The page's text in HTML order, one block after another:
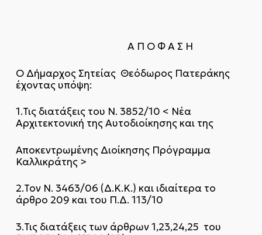
Α Π Ο Φ Α Σ Η
Ο Δήμαρχος Σητείας Θεόδωρος Πατεράκης
έχοντας υπόψη:
1.Τις διατάξεις του Ν. 3852/10 < Νέα
Αρχιτεκτονική της Αυτοδιοίκησης και της
Αποκεντρωμένης Διοίκησης Πρόγραμμα
Καλλικράτης >
2.Τον Ν. 3463/06 (Δ.Κ.Κ.) και ιδιαίτερα το
άρθρο 209 και του Π.Δ. 113/10
3.Τις διατάξεις των άρθρων 1,23,24,25 του